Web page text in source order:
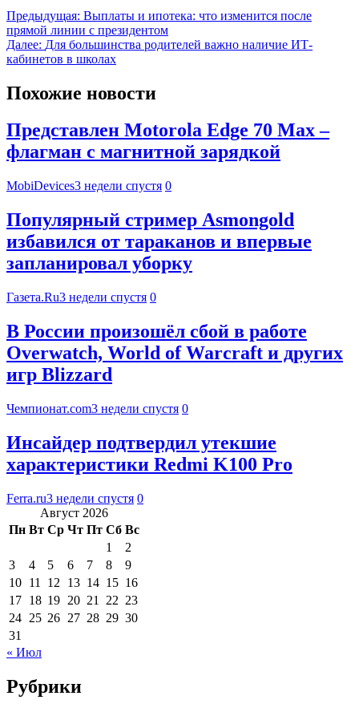
Предыдущая: Выплаты и ипотека: что изменится после
прямой линии с президентом
Далее: Для большинства родителей важно наличие ИТ-
кабинетов в школах
Похожие новости
Представлен Motorola Edge 70 Max –
флагман с магнитной зарядкой
MobiDevices3 недели спустя 0
Популярный стример Asmongold
избавился от тараканов и впервые
запланировал уборку
Газета.Ru3 недели спустя 0
В России произошёл сбой в работе
Overwatch, World of Warcraft и других
игр Blizzard
Чемпионат.com3 недели спустя 0
Инсайдер подтвердил утекшие
характеристики Redmi K100 Pro
Ferra.ru3 недели спустя 0
Август 2026
Пн Вт Ср Чт Пт Сб Вс
1
2
3
4 5 6 7 8
9
10 11 12 13 14 15 16
17 18 19 20 21 22 23
24 25 26 27 28 29 30
31
« Июл
Рубрики